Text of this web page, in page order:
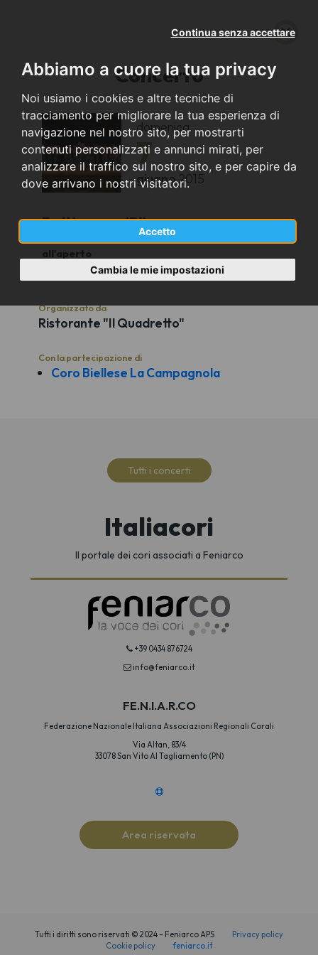
Abbiamo a cuore la tua privacy
Noi usiamo i cookies e altre tecniche di
tracciamento per migliorare la tua esperienza di
navigazione nel nostro sito, per mostrarti
contenuti personalizzati e annunci mirati, per
analizzare il traffico sul nostro sito, e per capire da
dove arrivano i nostri visitatori.
Accetto
Continua senza accettare
Cambia le mie impostazioni
Concerto
domenica
7
giugno 2015
Pettinengo (BI)
all'aperto
Organizzato da
Ristorante "Il Quadretto"
Con la partecipazione di
Coro Biellese La Campagnola
Tutti i concerti
Italiacori
Il portale dei cori associati a Feniarco
+39 0434 876724
info@feniarco.it
FE.N.I.A.R.CO
Federazione Nazionale Italiana Associazioni Regionali Corali
Via Altan, 83/4
33078 San Vito Al Tagliamento (PN)
Area riservata
Tutti i diritti sono riservati © 2024 – Feniarco APS
Privacy policy
Cookie policy
feniarco.it